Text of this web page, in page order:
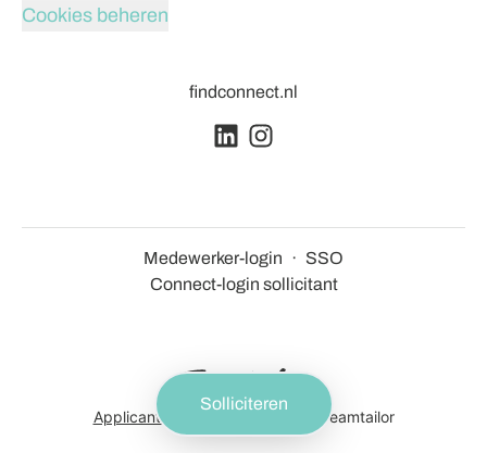
Solliciteren
Cookies beheren
findconnect.nl
Medewerker-login · SSO
Connect-login sollicitant
Applicant tracking system door Teamtailor